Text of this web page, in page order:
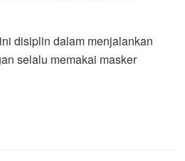
disiplin dalam menjalankan
selalu memakai masker